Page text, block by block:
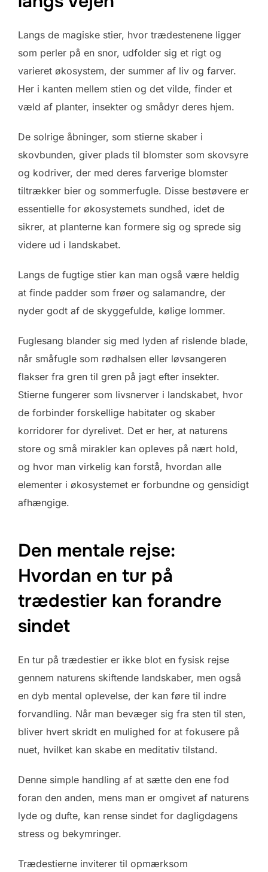
Langs de magiske stier, hvor trædestenene ligger
som perler på en snor, udfolder sig et rigt og
varieret økosystem, der summer af liv og farver.
Her i kanten mellem stien og det vilde, finder et
væld af planter, insekter og smådyr deres hjem.
De solrige åbninger, som stierne skaber i
skovbunden, giver plads til blomster som skovsyre
og kodriver, der med deres farverige blomster
tiltrækker bier og sommerfugle. Disse bestøvere er
essentielle for økosystemets sundhed, idet de
sikrer, at planterne kan formere sig og sprede sig
videre ud i landskabet.
Langs de fugtige stier kan man også være heldig
at finde padder som frøer og salamandre, der
nyder godt af de skyggefulde, kølige lommer.
Fuglesang blander sig med lyden af rislende blade,
når småfugle som rødhalsen eller løvsangeren
flakser fra gren til gren på jagt efter insekter.
Stierne fungerer som livsnerver i landskabet, hvor
de forbinder forskellige habitater og skaber
korridorer for dyrelivet. Det er her, at naturens
store og små mirakler kan opleves på nært hold,
og hvor man virkelig kan forstå, hvordan alle
elementer i økosystemet er forbundne og gensidigt
afhængige.
Den mentale rejse:
Hvordan en tur på
trædestier kan forandre
sindet
En tur på trædestier er ikke blot en fysisk rejse
gennem naturens skiftende landskaber, men også
en dyb mental oplevelse, der kan føre til indre
forvandling. Når man bevæger sig fra sten til sten,
bliver hvert skridt en mulighed for at fokusere på
nuet, hvilket kan skabe en meditativ tilstand.
Denne simple handling af at sætte den ene fod
foran den anden, mens man er omgivet af naturens
lyde og dufte, kan rense sindet for dagligdagens
stress og bekymringer.
Trædestierne inviterer til opmærksom